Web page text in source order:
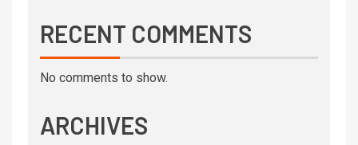
RECENT COMMENTS
No comments to show.
ARCHIVES